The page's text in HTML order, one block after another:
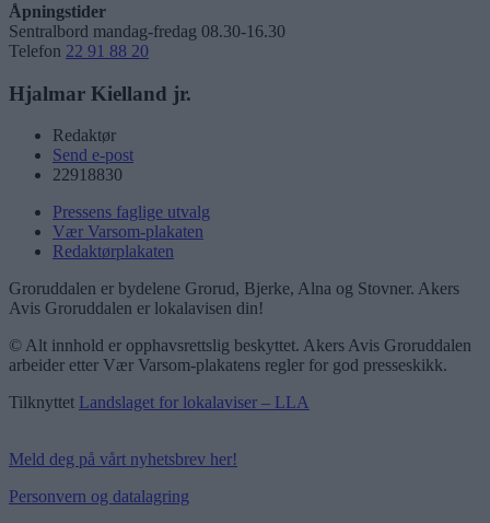
Åpningstider
Sentralbord mandag-fredag 08.30-16.30
Telefon 22 91 88 20
Hjalmar Kielland jr.
Redaktør
Send e-post
22918830
Pressens faglige utvalg
Vær Varsom-plakaten
Redaktørplakaten
Groruddalen er bydelene Grorud, Bjerke, Alna og Stovner. Akers
Avis Groruddalen er lokalavisen din!
© Alt innhold er opphavsrettslig beskyttet. Akers Avis Groruddalen
arbeider etter Vær Varsom-plakatens regler for god presseskikk.
Tilknyttet Landslaget for lokalaviser – LLA
Meld deg på vårt nyhetsbrev her!
Personvern og datalagring